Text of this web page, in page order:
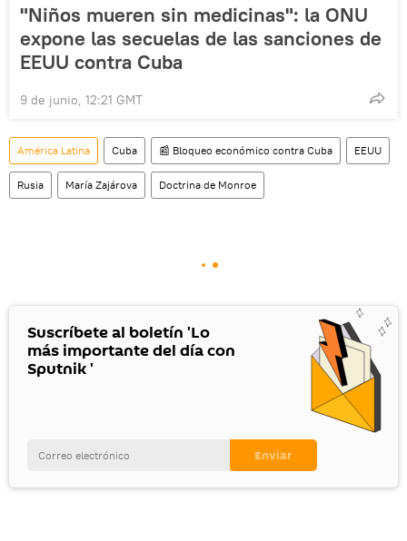
"Niños mueren sin medicinas": la ONU
expone las secuelas de las sanciones de
EEUU contra Cuba
9 de junio, 12:21 GMT
América Latina Cuba 📰 Bloqueo económico contra Cuba EEUU
Rusia María Zajárova Doctrina de Monroe
Suscríbete al boletín 'Lo
más importante del día con
Sputnik '